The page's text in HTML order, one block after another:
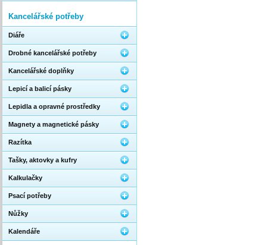
Kancelářské potřeby
Diáře
Drobné kancelářské potřeby
Kancelářské doplňky
Lepicí a balicí pásky
Lepidla a opravné prostředky
Magnety a magnetické pásky
Razítka
Tašky, aktovky a kufry
Kalkulačky
Psací potřeby
Nůžky
Kalendáře